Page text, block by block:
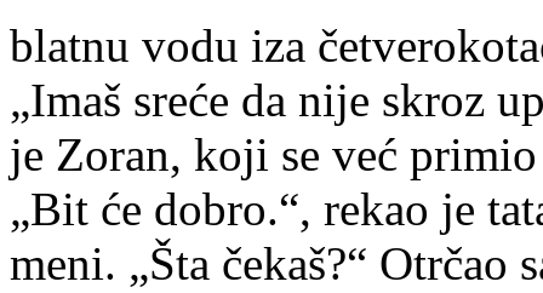
blatnu vodu iza
„Imaš sreće da nije skroz
je Zoran, koji se već
„Bit će dobro.“, rekao je
meni. „Šta čekaš?“ Otrčao